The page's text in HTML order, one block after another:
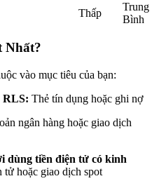
chép
Thấp
Trung
Bình
Nhất?
vào mục tiêu của bạn:
RLS: Thẻ tín dụng hoặc ghi nợ
ngân hàng hoặc giao dịch
dùng tiền điện tử có kinh
tử hoặc giao dịch spot